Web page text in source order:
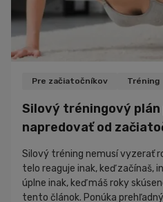
Pre začiatočníkov Tréning
Silový tréningový plán
napredovať od
Silový tréning nemusí vyzerať
telo reaguje inak, keď začínaš,
úplne inak, keď máš roky
tento článok. Ponúka